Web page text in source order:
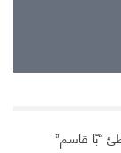
“بّا قاسم”